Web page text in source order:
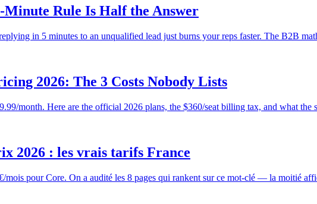
Minute Rule Is Half the Answer
in 5 minutes to an unqualified lead just burns your reps faster. The B2B
2026: The 3 Costs Nobody Lists
month. Here are the official 2026 plans, the $360/seat billing tax, and what the
2026 : les vrais tarifs France
pour Core. On a audité les 8 pages qui rankent sur ce mot-clé — la moitié